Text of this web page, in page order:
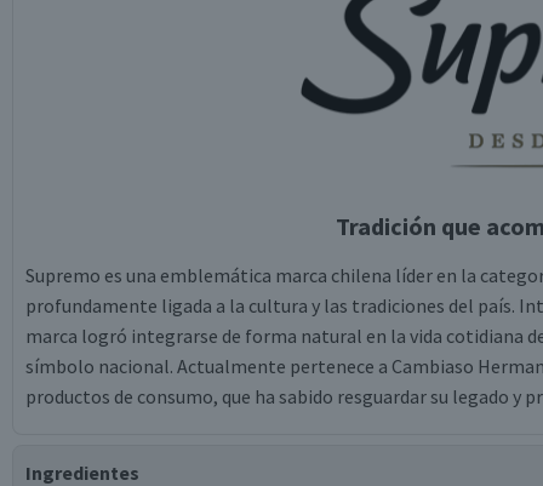
Tradición que
Supremo es una emblemática marca chilena líder en la
profundamente ligada a la cultura y las tradiciones del país.
marca logró integrarse de forma natural en la vida cotidiana
símbolo nacional. Actualmente pertenece a Cambiaso
productos de consumo, que ha sabido resguardar su legado y
Ingredientes